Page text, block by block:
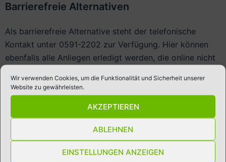
Wir verwenden Cookies, um die Funktionalität und Sicherheit unserer
Website zu gewährleisten.
AKZEPTIEREN
ABLEHNEN
EINSTELLUNGEN ANZEIGEN
Barrierefreie Alternativen
Als barrierefreie Alternative steht der telefonische
Kontakt unter 0591-2202 zur Verfügung. Hier können
ebenfalls alle Anliegen erledigt werden, die online nicht
Nicht barrierefreie Teile der Dienstleistung –
Umsetzungsfristen
Da einige Funktionalitäten dieser Webseite durch Plugins
internationaler Firmen bereitgestellt werden, haben wir
keinen zeitlichen Einfluss auf die Umsetzung der